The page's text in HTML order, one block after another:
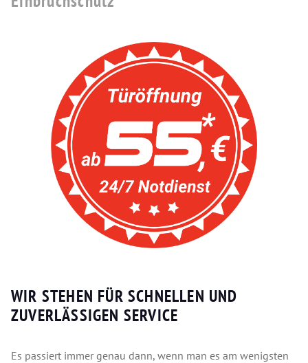
WIR STEHEN FÜR SCHNELLEN UND
ZUVERLÄSSIGEN SERVICE
Es passiert immer genau dann, wenn man es am wenigsten